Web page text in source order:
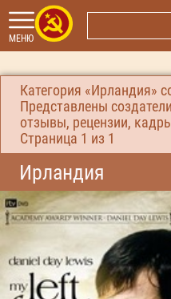
МЕНЮ
Категория «Ирландия»
Представлены
отзывы, рецензии,
Страница 1 из 1
Ирландия